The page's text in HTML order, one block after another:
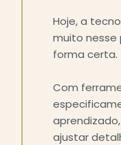
Hoje, a
muito nesse
forma certa.
Com
ajustar